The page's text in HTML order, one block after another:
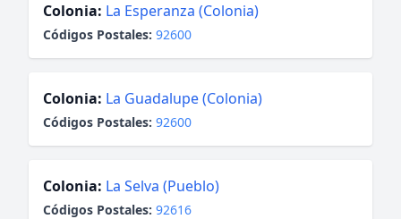
Colonia: La Esperanza (Colonia)
Códigos Postales: 92600
Colonia: La Guadalupe (Colonia)
Códigos Postales: 92600
Colonia: La Selva (Pueblo)
Códigos Postales: 92616